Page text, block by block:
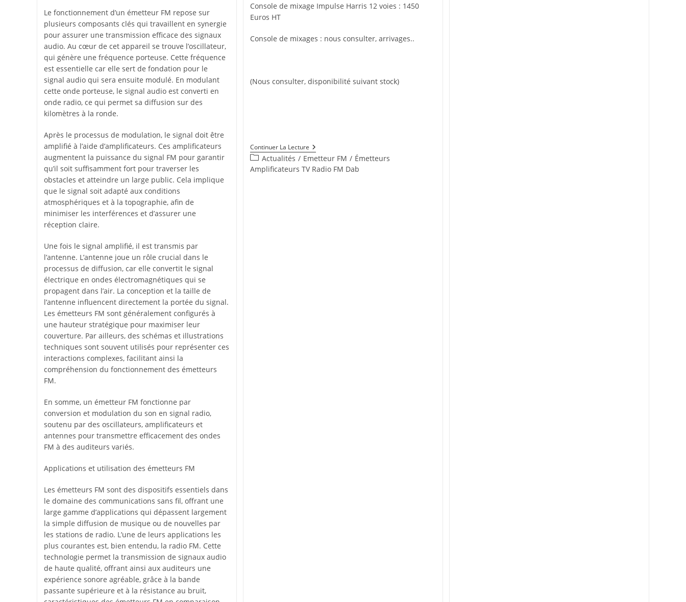
Le fonctionnement d’un émetteur FM repose sur
plusieurs composants clés qui travaillent en synergie
pour assurer une transmission efficace des signaux
audio. Au cœur de cet appareil se trouve l’oscillateur,
qui génère une fréquence porteuse. Cette fréquence
est essentielle car elle sert de fondation pour le
signal audio qui sera ensuite modulé. En modulant
cette onde porteuse, le signal audio est converti en
onde radio, ce qui permet sa diffusion sur des
kilomètres à la ronde.
Après le processus de modulation, le signal doit être
amplifié à l’aide d’amplificateurs. Ces amplificateurs
augmentent la puissance du signal FM pour garantir
qu’il soit suffisamment fort pour traverser les
obstacles et atteindre un large public. Cela implique
que le signal soit adapté aux conditions
atmosphériques et à la topographie, afin de
minimiser les interférences et d’assurer une
réception claire.
Une fois le signal amplifié, il est transmis par
l’antenne. L’antenne joue un rôle crucial dans le
processus de diffusion, car elle convertit le signal
électrique en ondes électromagnétiques qui se
propagent dans l’air. La conception et la taille de
l’antenne influencent directement la portée du signal.
Les émetteurs FM sont généralement configurés à
une hauteur stratégique pour maximiser leur
couverture. Par ailleurs, des schémas et illustrations
techniques sont souvent utilisés pour représenter ces
interactions complexes, facilitant ainsi la
compréhension du fonctionnement des émetteurs
FM.
En somme, un émetteur FM fonctionne par
conversion et modulation du son en signal radio,
soutenu par des oscillateurs, amplificateurs et
antennes pour transmettre efficacement des ondes
FM à des auditeurs variés.
Applications et utilisation des émetteurs FM
Les émetteurs FM sont des dispositifs essentiels dans
le domaine des communications sans fil, offrant une
large gamme d’applications qui dépassent largement
la simple diffusion de musique ou de nouvelles par
les stations de radio. L’une de leurs applications les
plus courantes est, bien entendu, la radio FM. Cette
technologie permet la transmission de signaux audio
de haute qualité, offrant ainsi aux auditeurs une
expérience sonore agréable, grâce à la bande
passante supérieure et à la résistance au bruit,
Console de mixage Impulse Harris 12 voies : 1450
Euros HT
Console de mixages : nous consulter, arrivages..
(Nous consulter, disponibilité suivant stock)
Continuer La LectureEmetteurs
FM
Occasions
Disponibles
Post
category:
Actualités / Emetteur FM / Émetteurs
Amplificateurs TV Radio FM Dab